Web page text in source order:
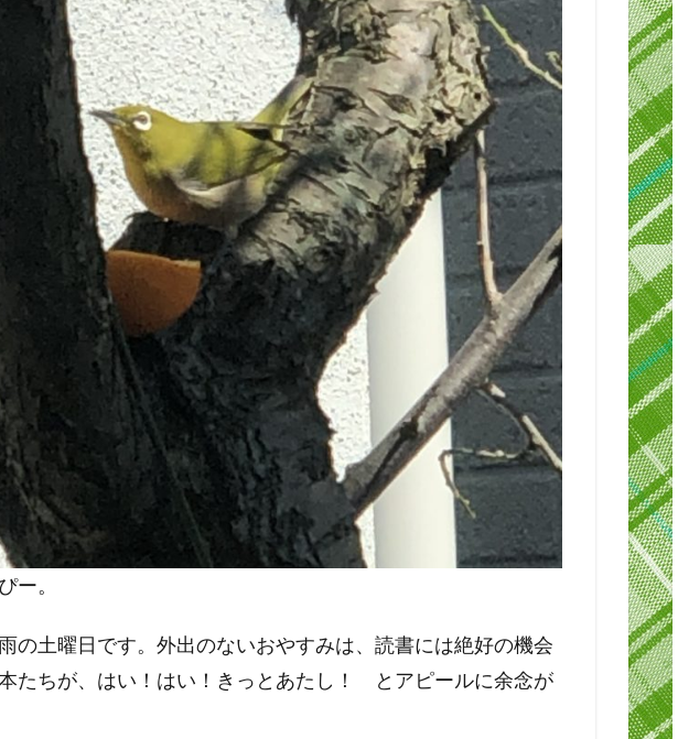
ー。
の土曜日です。外出のないおやすみは、読書には絶好の機会
たちが、はい！はい！きっとあたし！ とアピールに余念が